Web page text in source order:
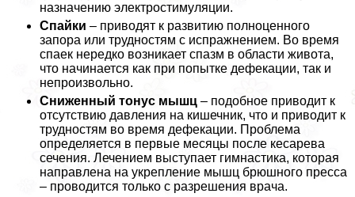
назначению электростимуляции.
Спайки – приводят к развитию полноценного
запора или трудностям с испpaжнeнием. Во время
спаек нередко возникает спазм в области живота,
что начинается как при попытке дефекации, так и
непроизвольно.
Сниженный тонус мышц – подобное приводит к
отсутствию давления на кишечник, что и приводит к
трудностям во время дефекации. Проблема
определяется в первые месяцы после кесарева
сечения. Лечением выступает гимнастика, которая
направлена на укрепление мышц брюшного пресса
– проводится только с разрешения врача.